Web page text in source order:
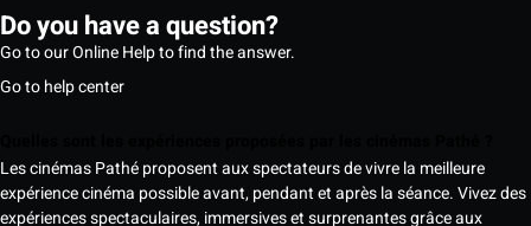
Do you have a question?
Go to our Online Help to find the answer.
Go to help center
Les cinémas Pathé proposent aux spectateurs de vivre la meilleure
expérience cinéma possible avant, pendant et après la séance. Vivez des
expériences spectaculaires, immersives et surprenantes grâce aux